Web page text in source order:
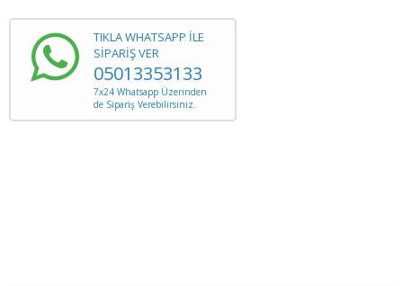
TIKLA WHATSAPP İLE
SİPARİŞ VER
05013353133
7x24 Whatsapp Üzerinden
de Sipariş Verebilirsiniz.